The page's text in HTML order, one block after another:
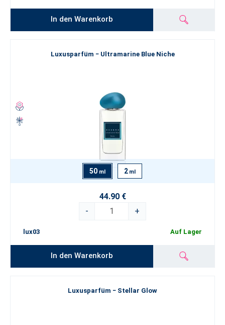
In den Warenkorb
Luxusparfüm − Ultramarine Blue Niche
50 ml 2 ml
44.90 €
-
+
lux03 Auf Lager
In den Warenkorb
Luxusparfüm − Stellar Glow